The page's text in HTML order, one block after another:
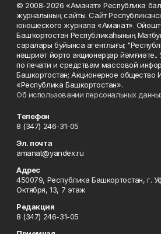
© 2008-2026 «Аманат» Республика
журналының сайты. Сайт
юношеского журнала «Аманат».
Башҡортостан Республикаһының
саралары буйынса агентлығы;
нәшриәт йорто акционерҙар йәмғиәте..
по печати и средствам массовой
Башкортостан; Акционерное общество
«Республика Башкортостан».
Об использовании персональных
Телефон
8 (347) 246-31-05
Эл. почта
amanat@yandex.ru
Адрес
450079, Республика Башкортостан, г.
Октября, 13, 7 этаж
Редакция
8 (347) 246-31-05